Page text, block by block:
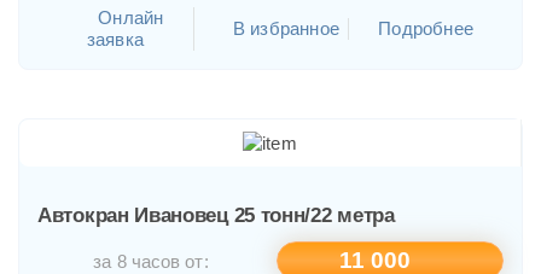
Онлайн
заявка
В избранное Подробнее
Автокран Ивановец 25 тонн/22 метра
за 8 часов от: 11 000